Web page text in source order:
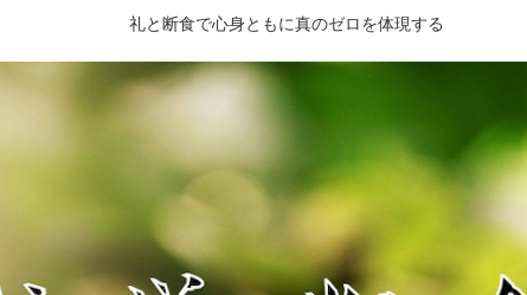
礼と断食で心身ともに真のゼロを体現する